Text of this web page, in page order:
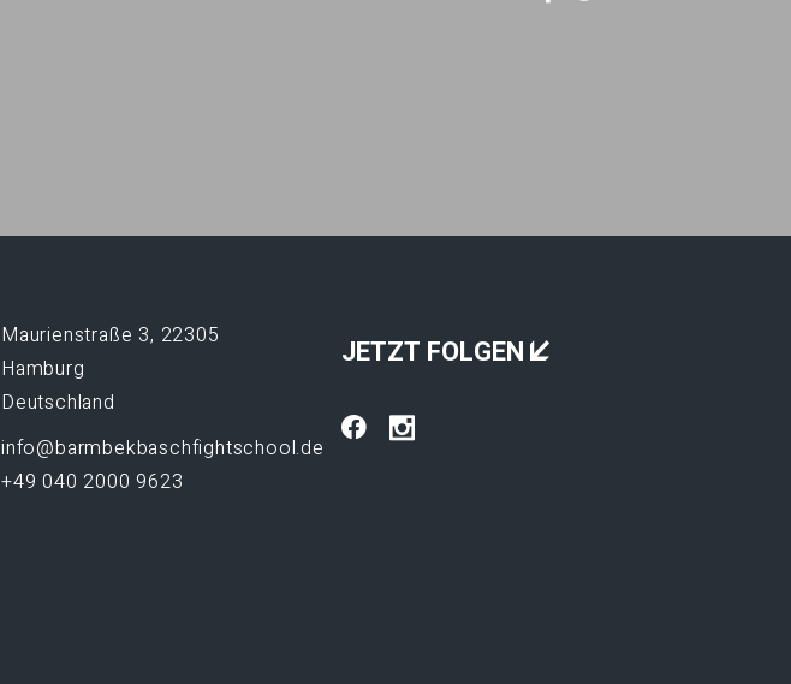
Maurienstraße 3, 22305
Hamburg
Deutschland
info@barmbekbaschfightschool.de
+49 040 2000 9623
JETZT FOLGEN